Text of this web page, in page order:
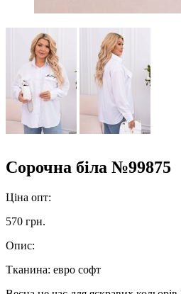
Сорочна біла №99875
Ціна опт:
570 грн.
Опис:
Тканина: евро софт